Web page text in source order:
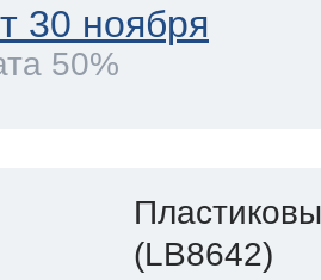
30 ноября
50%
(LB8642)